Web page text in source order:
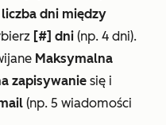
dni między
[#] dni (np. 4 dni).
Maksymalna
zapisywanie się i
(np. 5 wiadomości